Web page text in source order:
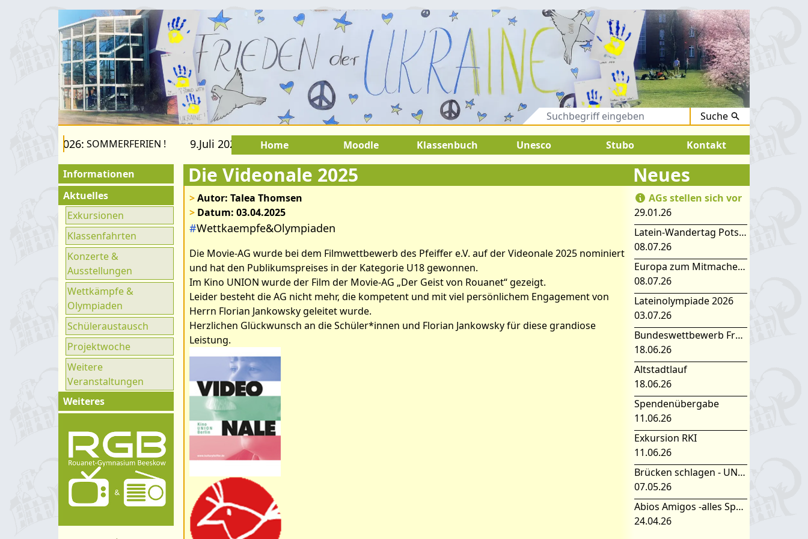
Suche
2026:SOMMERFERIEN ! 9.Juli 2026 bis 22.August 2026: SOMMERFERIEN ! 9.Juli 2026 bis 22.August 2026: SOMMERFERIEN !
Home Moodle Klassenbuch Unesco Stubo Kontakt
Informationen
Für Besucher
Schulfamilie
Förderverein
Fachräume
Ganztag
UNESCO
Klimaparlament
Aktuelles
Exkursionen
Klassenfahrten
Konzerte &
Ausstellungen
Wettkämpfe &
Olympiaden
Schüleraustausch
Projektwoche
Weitere
Veranstaltungen
Weiteres
Kontakt
Organigramm
Schulprogramm
Hygienekonzept
Die Videonale 2025
>Autor: Talea Thomsen
>Datum: 03.04.2025
#Wettkaempfe&Olympiaden
Die Movie-AG wurde bei dem Filmwettbewerb des Pfeiffer e.V. auf der Videonale 2025 nominiert
und hat den Publikumspreises in der Kategorie U18 gewonnen.
Im Kino UNION wurde der Film der Movie-AG „Der Geist von Rouanet“ gezeigt.
Leider besteht die AG nicht mehr, die kompetent und mit viel persönlichem Engagement von
Herrn Florian Jankowsky geleitet wurde.
Herzlichen Glückwunsch an die Schüler*innen und Florian Jankowsky für diese grandiose
Leistung.
Neues
AGs stellen sich vor
29.01.26
Latein-Wandertag Potsdam
08.07.26
Europa zum Mitmachen – SIMEP 2026 in Stubice
08.07.26
Lateinolympiade 2026
03.07.26
Bundeswettbewerb Fremdsprachen
18.06.26
Altstadtlauf
18.06.26
Spendenübergabe
11.06.26
Exkursion RKI
11.06.26
Brücken schlagen - UNESCO Projekttag 2026
07.05.26
Abios Amigos -alles Spanisch oder was
24.04.26